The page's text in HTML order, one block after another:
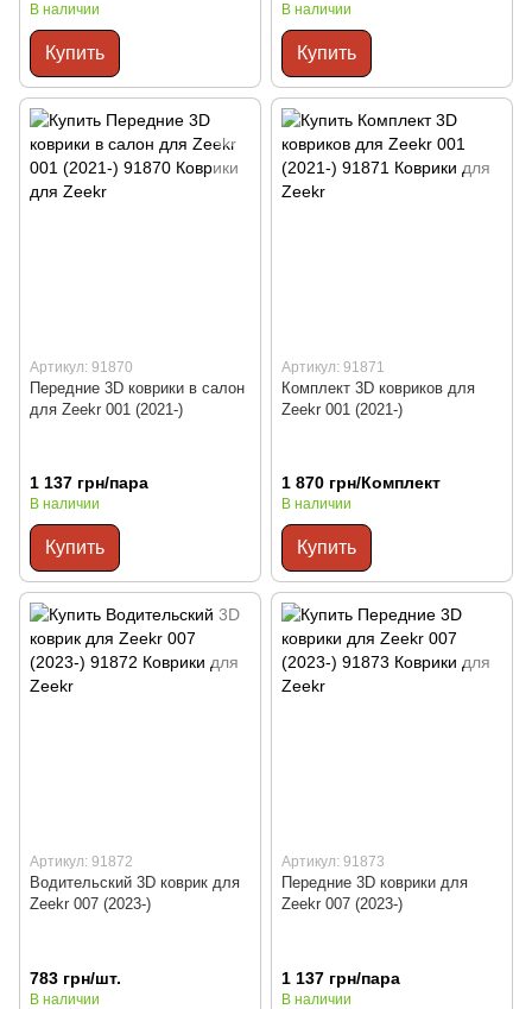
В наличии
Купить
В наличии
Купить
Артикул: 91870
Передние 3D коврики в салон
для Zeekr 001 (2021-)
1 137 грн/пара
В наличии
Купить
Артикул: 91871
Комплект 3D ковриков для
Zeekr 001 (2021-)
1 870 грн/Комплект
В наличии
Купить
Артикул: 91872
Водительский 3D коврик для
Zeekr 007 (2023-)
783 грн/шт.
В наличии
Артикул: 91873
Передние 3D коврики для
Zeekr 007 (2023-)
1 137 грн/пара
В наличии